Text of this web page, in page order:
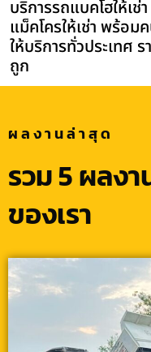
บริการรถแบคโฮให้เช่
แม็คโครให้เช่า พร้อม
ให้บริการทั่วประเทศ ร
ถูก
ผลงานล่าสุด
รวม 5 ผลง
ของเรา